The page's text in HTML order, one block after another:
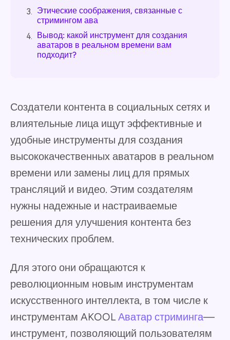
3. Этические соображения, связанные с
стримингом ава
4. Вывод: какой инструмент для создания
аватаров в реальном времени вам
подходит?
Создатели контента в социальных сетях и
влиятельные лица ищут эффективные и
удобные инструменты для создания
высококачественных аватаров в реальном
времени или замены лиц для прямых
трансляций и видео. Этим создателям
нужны надежные и настраиваемые
решения для улучшения контента без
технических проблем.
Для этого они обращаются к
революционным новым инструментам
искусственного интеллекта, в том числе к
инструментам AKOOLАватар стриминга—
инструмент, позволяющий пользователям